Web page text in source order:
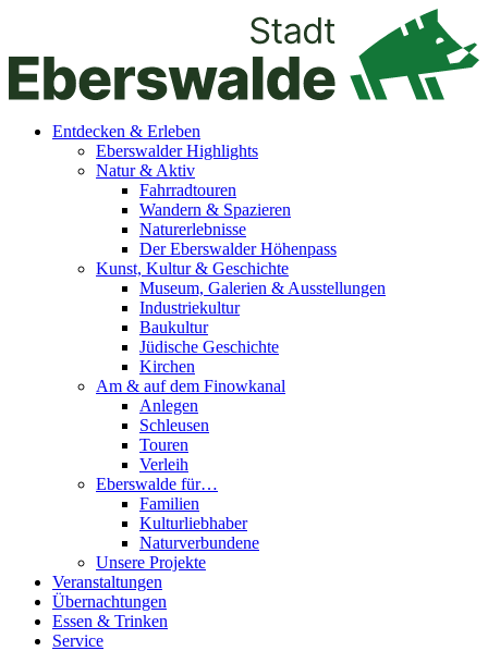
Entdecken & Erleben
Eberswalder Highlights
Natur & Aktiv
Fahrradtouren
Wandern & Spazieren
Naturerlebnisse
Der Eberswalder Höhenpass
Kunst, Kultur & Geschichte
Museum, Galerien & Ausstellungen
Industriekultur
Baukultur
Jüdische Geschichte
Kirchen
Am & auf dem Finowkanal
Anlegen
Schleusen
Touren
Verleih
Eberswalde für…
Familien
Kulturliebhaber
Naturverbundene
Unsere Projekte
Veranstaltungen
Übernachtungen
Essen & Trinken
Service